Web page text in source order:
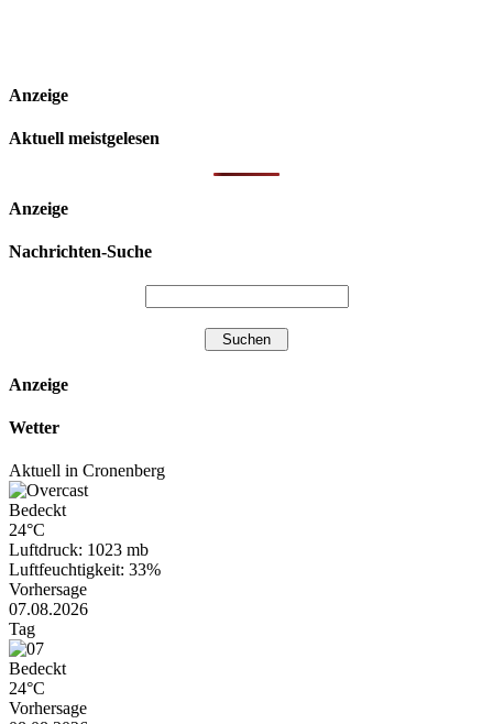
Anzeige
Aktuell meistgelesen
Anzeige
Nachrichten-Suche
Anzeige
Wetter
Aktuell in Cronenberg
Bedeckt
24°C
Luftdruck: 1023 mb
Luftfeuchtigkeit: 33%
Vorhersage
07.08.2026
Tag
Bedeckt
24°C
Vorhersage